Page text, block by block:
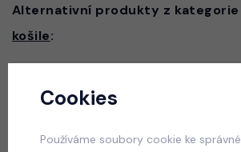
Alternativní produkty z kategorie
košile:
Teenage set PINK
660 Kč
Cookies
Používáme soubory cookie ke